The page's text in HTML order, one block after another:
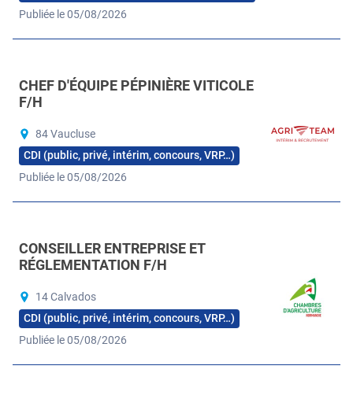
Publiée le 05/08/2026
CHEF D'ÉQUIPE PÉPINIÈRE VITICOLE
F/H
84 Vaucluse
CDI (public, privé, intérim, concours, VRP…)
Publiée le 05/08/2026
CONSEILLER ENTREPRISE ET
RÉGLEMENTATION F/H
14 Calvados
CDI (public, privé, intérim, concours, VRP…)
Publiée le 05/08/2026